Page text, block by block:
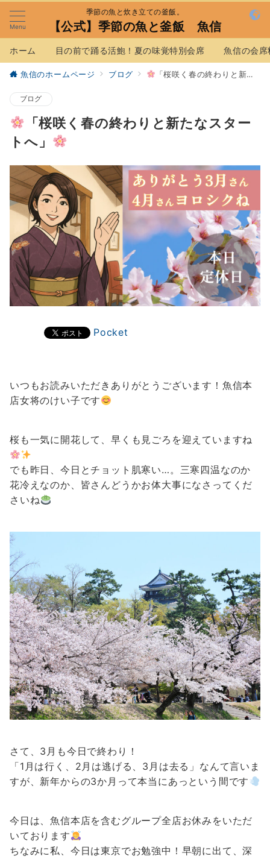
Menu
季節の魚と炊き立ての釜飯。
【公式】季節の魚と釜飯 魚信
ホーム 目の前で踊る活鮑！夏の味覚特別会席 魚信の会席
魚信のホームページ ブログ 「桜咲く春の終わりと新たなスタートへ」
ブログ
「桜咲く春の終わりと新たなスター
トへ」
Pocket
いつもお読みいただきありがとうございます！魚信本
店女将のけい子です
桜も一気に開花して、早くも見ごろを迎えていますね
でも昨日、今日とチョット肌寒い…。三寒四温なのか
花冷えなのか、皆さんどうかお体大事になさってくだ
さいね
さて、3月も今日で終わり！
「1月は行く、2月は逃げる、3月は去る」なんて言いま
すが、新年からの3か月って本当にあっという間です
今日は、魚信本店を含むグループ全店お休みをいただ
いております
ちなみに私、今日は東京でお勉強中！早朝に出て、深